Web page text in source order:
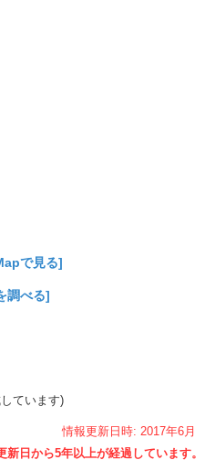
で見る]
調べる]
ています)
情報更新日時: 2017年6月